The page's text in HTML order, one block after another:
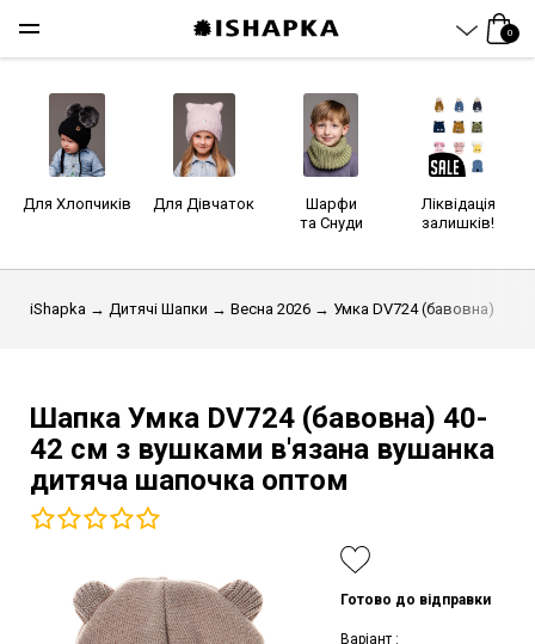
0
Для Хлопчиків Для Дівчаток
Шарфи
та Снуди
Ліквідація
залишків!
iShapka → Дитячі Шапки → Весна 2026 → Умка DV724 (бавовна)
Шапка Умка DV724 (бавовна) 40-
42 см з вушками в'язана вушанка
дитяча шапочка оптом
Готово до відправки
Варіант :